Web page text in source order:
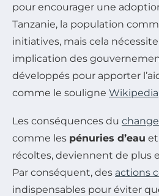
pour encourager une
Tanzanie, la population
initiatives, mais cela
implication des
développés pour apporter
comme le souligne Wikipedia
Les conséquences du
comme les pénuries d’eau
récoltes, deviennent de plus
Par conséquent, des actions
indispensables pour éviter